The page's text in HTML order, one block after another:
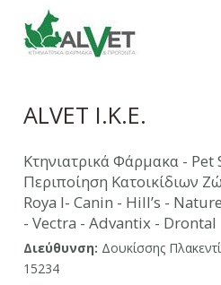
ALVET Ι.Κ.Ε.
Κτηνιατρικά Φάρμακα -
Περιποίηση Κατοικίδιων
Roya l- Canin - Hill’s -
- Vectra - Advantix - Drontal
Διεύθυνση: Δουκίσσης
15234